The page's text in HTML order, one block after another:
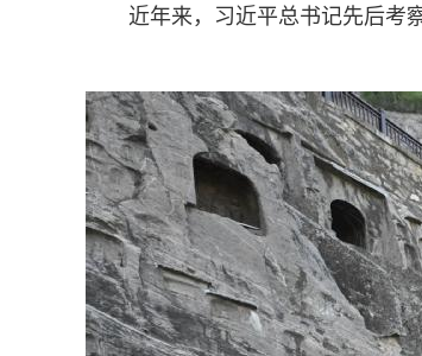
近年来，习近平总书记先后考